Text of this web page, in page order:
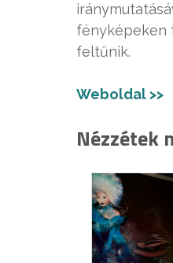
fényképeken
feltűnik.
Weboldal >>
Nézzétek